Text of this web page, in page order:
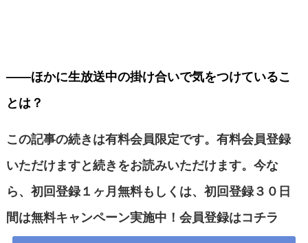
――ほかに生放送中の掛け合いで気をつけているこ
とは？
この記事の続きは有料会員限定です。有料会員登録
いただけますと続きをお読みいただけます。今な
ら、初回登録１ヶ月無料もしくは、初回登録３０日
間は無料キャンペーン実施中！会員登録はコチラ